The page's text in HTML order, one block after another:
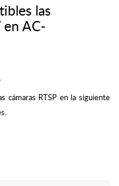
las
en AC-
cámaras RTSP en la siguiente